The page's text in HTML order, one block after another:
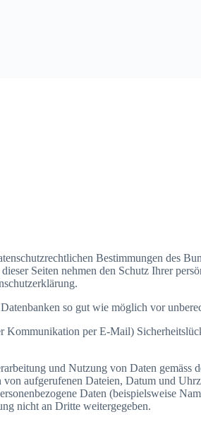
Bestimmungen des
Seiten nehmen den Schutz Ihrer
so gut wie möglich vor
Kommunikation per E-Mail)
und Nutzung von Daten
aufgerufenen Dateien, Datum und
Daten (beispielsweise
nicht an Dritte weitergegeben.